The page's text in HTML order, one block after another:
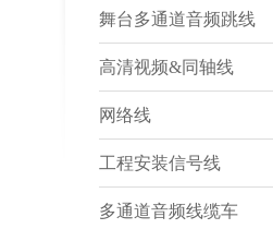
舞台多通道音频跳线
高清视频&同轴线
网络线
工程安装信号线
多通道音频线缆车